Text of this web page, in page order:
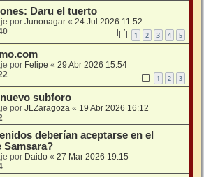
Daru el tuerto
por Junonagar « 24 Jul 2026 11:52
1 2 3 4 5
por Felipe « 29 Abr 2026 15:54
1 2 3
subforo
por JLZaragoza « 19 Abr 2026 16:12
deberían aceptarse en el
Samsara?
por Daido « 27 Mar 2026 19:15